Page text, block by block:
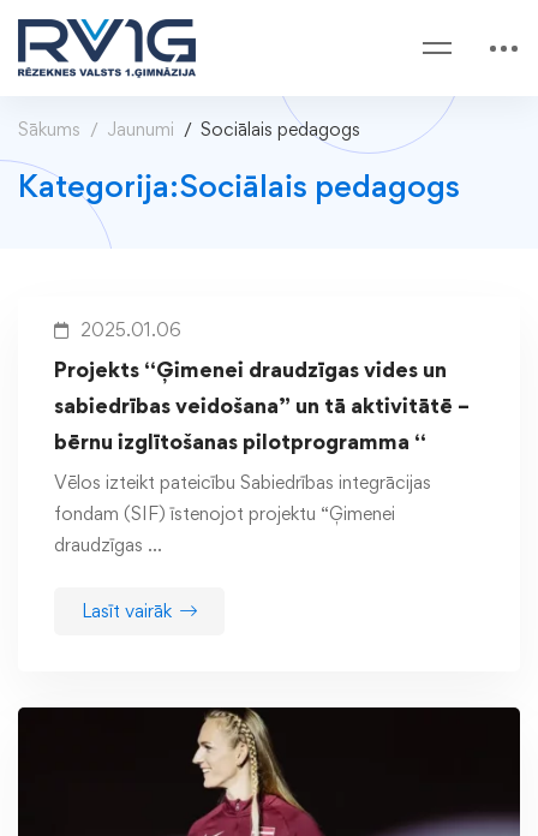
Sākums Jaunumi Sociālais pedagogs
Kategorija:Sociālais pedagogs
2025.01.06
Projekts “Ģimenei draudzīgas vides un
sabiedrības veidošana” un tā aktivitātē –
bērnu izglītošanas pilotprogramma “
Vēlos izteikt pateicību Sabiedrības integrācijas
fondam (SIF) īstenojot projektu “Ģimenei
draudzīgas …
Lasīt vairāk